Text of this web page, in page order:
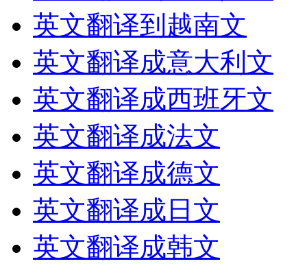
英文翻译到越南文
英文翻译成意大利文
英文翻译成西班牙文
英文翻译成法文
英文翻译成德文
英文翻译成日文
英文翻译成韩文